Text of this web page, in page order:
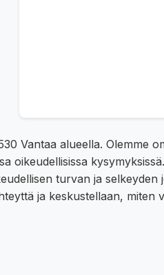
Vantaa alueella. Olemme
oikeudellisissa
turvan ja selkeyden
ja keskustellaan, miten